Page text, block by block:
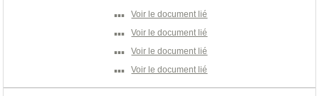
▪▪▪ Voir le document lié
▪▪▪ Voir le document lié
▪▪▪ Voir le document lié
▪▪▪ Voir le document lié